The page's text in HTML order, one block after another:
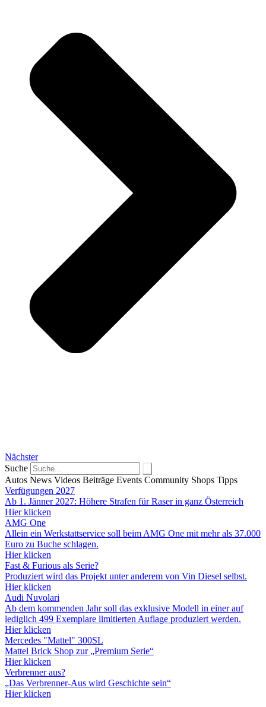
Nächster
Suche
Autos News Videos Beiträge Events Community Shops Tipps
Verfügungen 2027
Ab 1. Jänner 2027: Höhere Strafen für Raser in ganz Österreich
Hier klicken
AMG One
Allein ein Werkstattservice soll beim AMG One mit mehr als 37.000
Euro zu Buche schlagen.
Hier klicken
Fast & Furious als Serie?
Produziert wird das Projekt unter anderem von Vin Diesel selbst.
Hier klicken
Audi Nuvolari
Ab dem kommenden Jahr soll das exklusive Modell in einer auf
lediglich 499 Exemplare limitierten Auflage produziert werden.
Hier klicken
Mercedes "Mattel" 300SL
Mattel Brick Shop zur „Premium Serie“
Hier klicken
Verbrenner aus?
„Das Verbrenner-Aus wird Geschichte sein“
Hier klicken